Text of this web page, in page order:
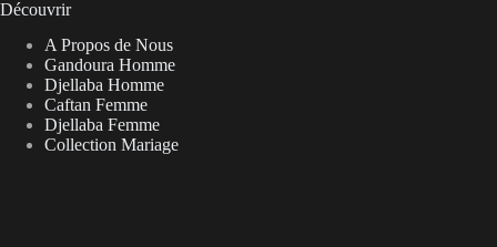
Découvrir
A Propos de Nous
Gandoura Homme
Djellaba Homme
Caftan Femme
Djellaba Femme
Collection Mariage